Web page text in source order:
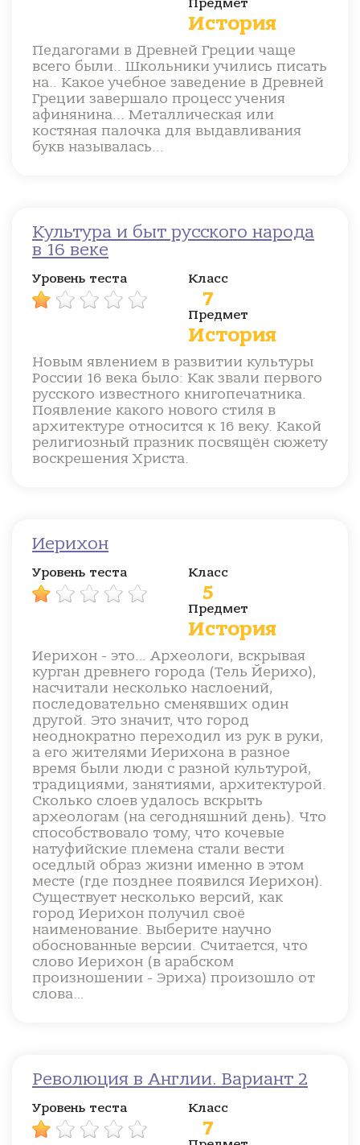
Предмет
История
Педагогами в Древней Греции чаще
всего были.. Школьники учились писать
на.. Какое учебное заведение в Древней
Греции завершало процесс учения
афинянина... Металлическая или
костяная палочка для выдавливания
букв называлась...
Культура и быт русского народа
в 16 веке
Уровень теста Класс
7
Предмет
История
Новым явлением в развитии культуры
России 16 века было: Как звали первого
русского известного книгопечатника.
Появление какого нового стиля в
архитектуре относится к 16 веку. Какой
религиозный празник посвящён сюжету
воскрешения Христа.
Иерихон
Уровень теста Класс
5
Предмет
История
Иерихон - это… Археологи, вскрывая
курган древнего города (Тель Йерихо),
насчитали несколько наслоений,
последовательно сменявших один
другой. Это значит, что город
неоднократно переходил из рук в руки,
а его жителями Иерихона в разное
время были люди с разной культурой,
традициями, занятиями, архитектурой.
Сколько слоев удалось вскрыть
археологам (на сегодняшний день). Что
способствовало тому, что кочевые
натуфийские племена стали вести
оседлый образ жизни именно в этом
месте (где позднее появился Иерихон).
Существует несколько версий, как
город Иерихон получил своё
наименование. Выберите научно
обоснованные версии. Считается, что
слово Иерихон (в арабском
произношении - Эриха) произошло от
слова…
Революция в Англии. Вариант 2
Уровень теста Класс
7